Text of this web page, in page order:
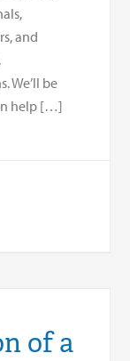
and
We’ll be
help […]
of a